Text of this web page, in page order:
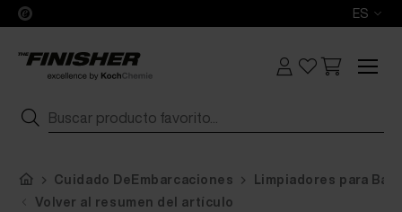
ES
Cuidado DeEmbarcaciones
Limpiadores para
Volver al resumen del artículo